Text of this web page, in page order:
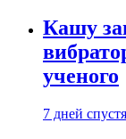
Кашу
ученого
7 дней спустя